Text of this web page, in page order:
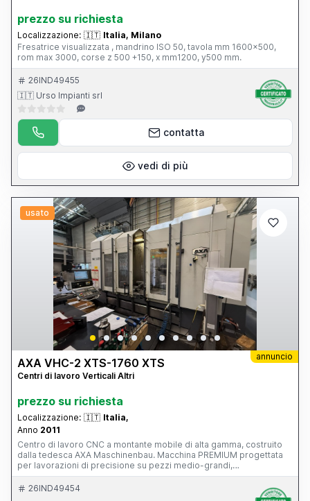
prezzo su richiesta
Localizzazione: 🇮🇹 Italia, Milano
Fresatrice visualizzata , mandrino ISO 50, tavola mm 1600x500,
rom max 3000, corse z 500 +150, x mm1200, y500 mm.
26IND49455
🇮🇹 Urso Impianti srl
contatta
vedi di più
usato
annuncio
AXA VHC-2 XTS-1760 XTS
Centri di lavoro Verticali Altri
prezzo su richiesta
Localizzazione: 🇮🇹 Italia,
Anno 2011
Centro di lavoro CNC a montante mobile di alta gamma, costruito
dalla tedesca AXA Maschinenbau. Macchina PREMIUM progettata
per lavorazioni di precisione su pezzi medio-grandi,
particolarmente diffusa nei settori: stampi e attrezzature;
aerospaziale; energia; costruzione macchine; componenti di
26IND49454